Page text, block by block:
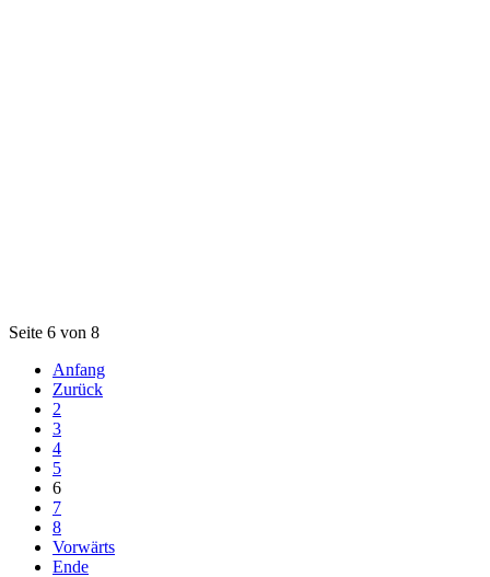
Seite 6 von 8
Anfang
Zurück
2
3
4
5
6
7
8
Vorwärts
Ende